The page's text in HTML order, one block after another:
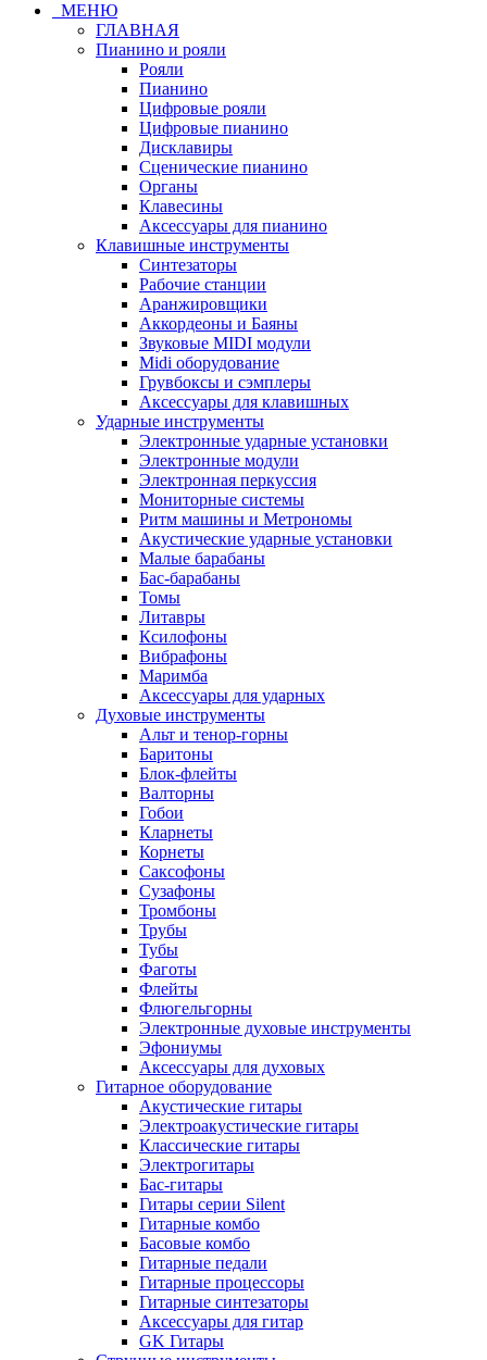
МЕНЮ
ГЛАВНАЯ
Пианино и рояли
Рояли
Пианино
Цифровые рояли
Цифровые пианино
Дисклавиры
Сценические пианино
Органы
Клавесины
Аксессуары для пианино
Клавишные инструменты
Синтезаторы
Рабочие станции
Аранжировщики
Аккордеоны и Баяны
Звуковые MIDI модули
Midi оборудование
Грувбоксы и сэмплеры
Аксессуары для клавишных
Ударные инструменты
Электронные ударные установки
Электронные модули
Электронная перкуссия
Мониторные системы
Ритм машины и Метрономы
Акустические ударные установки
Малые барабаны
Бас-барабаны
Томы
Литавры
Ксилофоны
Вибрафоны
Маримба
Аксессуары для ударных
Духовые инструменты
Альт и тенор-горны
Баритоны
Блок-флейты
Валторны
Гобои
Кларнеты
Корнеты
Саксофоны
Сузафоны
Тромбоны
Трубы
Тубы
Фаготы
Флейты
Флюгельгорны
Электронные духовые инструменты
Эфониумы
Аксессуары для духовых
Гитарное оборудование
Акустические гитары
Электроакустические гитары
Классические гитары
Электрогитары
Бас-гитары
Гитары серии Silent
Гитарные комбо
Басовые комбо
Гитарные педали
Гитарные процессоры
Гитарные синтезаторы
Аксессуары для гитар
GK Гитары